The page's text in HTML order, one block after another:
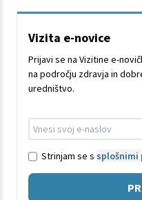
Vizita e-novice
Prijavi se na Vizitine e-
na področju zdravja in
uredništvo.
Strinjam se s splošnimi